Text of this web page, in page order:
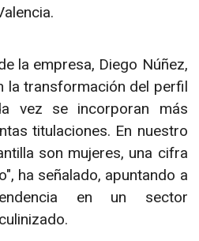
la empresa, Diego Núñez,
la transformación del perfil
vez se incorporan más
titulaciones. En nuestro
son mujeres, una cifra
ha señalado, apuntando a
en un sector